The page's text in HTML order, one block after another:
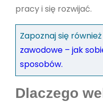
pracy i się rozwijać.
Zapoznaj się
zawodowe – jak
sposobów.
Dlaczego